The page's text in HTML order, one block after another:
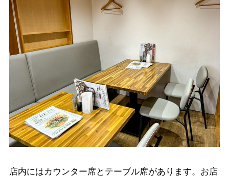
店内にはカウンター席とテーブル席があります。お店